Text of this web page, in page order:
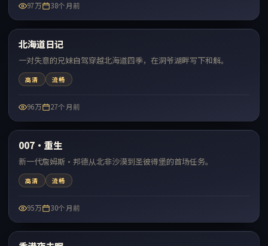
97万 38个月前
热门
北海道日记
一对失意的兄妹自驾穿越北海道四季，在洞爷湖畔写下和解。
高清 流畅
96万 27个月前
热门
007·重生
新一代詹姆斯·邦德从北非沙漠到圣彼得堡的首场任务。
高清 流畅
95万 30个月前